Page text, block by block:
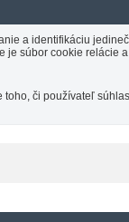
a identifikáciu
je súbor cookie relácie
či používateľ